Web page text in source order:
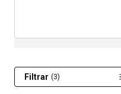
Filtrar (3)